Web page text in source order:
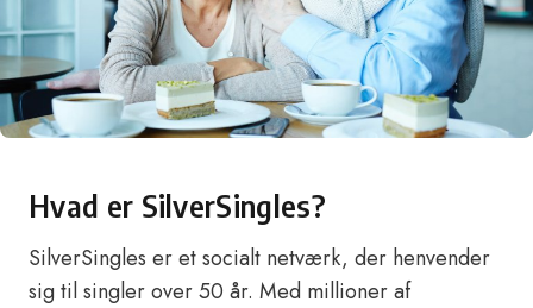
Hvad er SilverSingles?
SilverSingles er et socialt netværk, der henvender
sig til singler over 50 år. Med millioner af